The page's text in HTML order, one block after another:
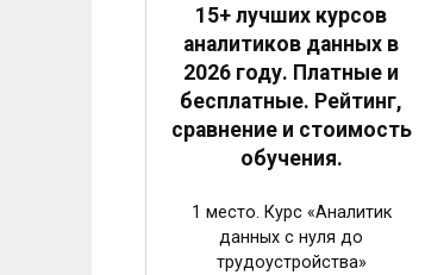
15+ лучших курсов
аналитиков данных в
2026 году. Платные и
бесплатные. Рейтинг,
сравнение и стоимость
обучения.
1 место. Курс «Аналитик
данных с нуля до
трудоустройства»